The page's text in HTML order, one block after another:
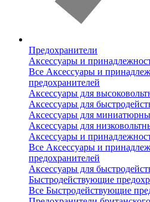
Предохранители
Аксессуары и
Все Аксессуары и
предохранителей
Аксессуары для
Аксессуары для
Аксессуары для
Аксессуары для
Аксессуары и
Все Аксессуары и
предохранителей
Аксессуары для
Быстродействующие
Все Быстродействующие